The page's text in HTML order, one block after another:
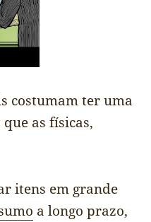
costumam ter uma
as físicas,
itens em grande
a longo prazo,